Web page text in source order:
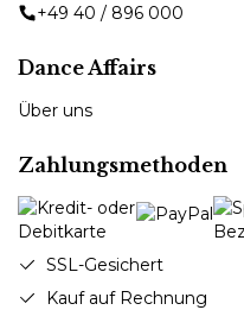
+49 40 / 896 000
Dance Affairs
Über uns
Zahlungsmethoden
SSL-Gesichert
Kauf auf Rechnung